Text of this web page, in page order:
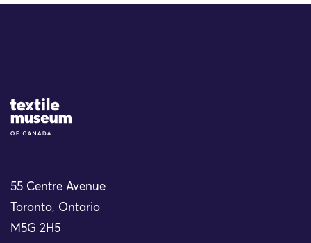
Site Logo
55 Centre Avenue
Toronto, Ontario
M5G 2H5